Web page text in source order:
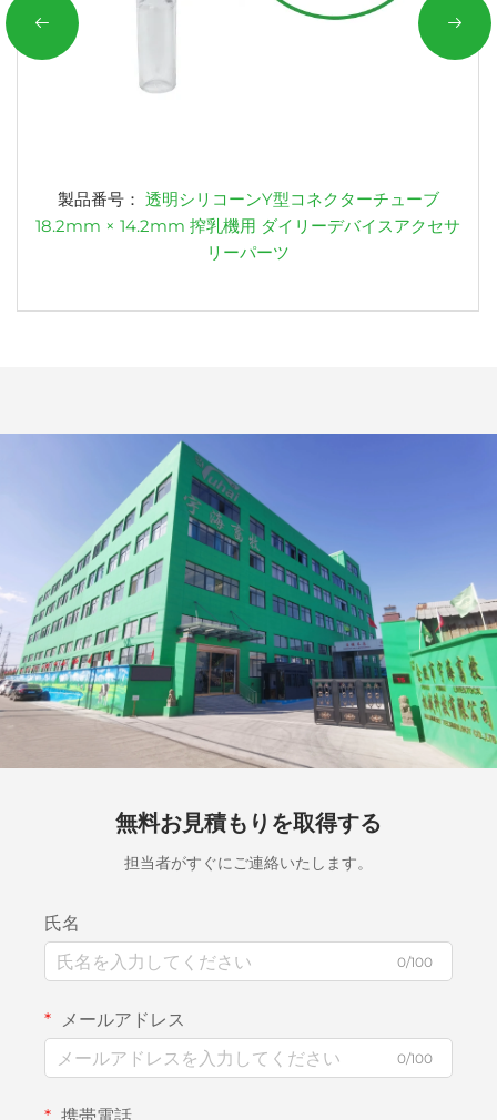
製品番号： 透明シリコーンY型コネクターチューブ
18.2mm × 14.2mm 搾乳機用 ダイリーデバイスアクセサ
リーパーツ
無料お見積もりを取得する
担当者がすぐにご連絡いたします。
氏名
0/100
メールアドレス
0/100